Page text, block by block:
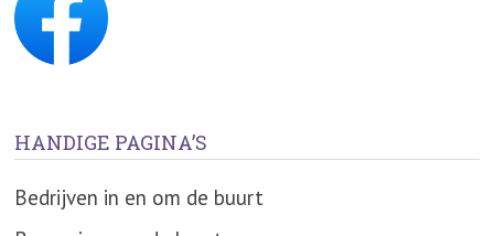
HANDIGE PAGINA’S
Bedrijven in en om de buurt